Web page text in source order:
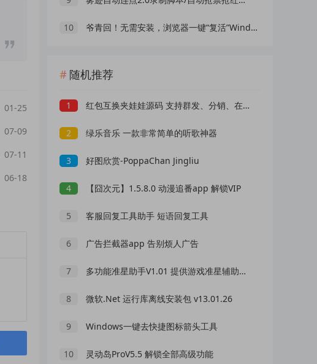
01-25
07-09
07-11
06-18
10 爷青回！无需安装，浏览器一键“复活”Windows
随机推荐
1 红包互换夹娃娃源码 支持群发、分销、在线支付
2 绿乐音乐 一款非常简单的听歌神器
3 好图欣赏-PoppaChan Jingliu
4 【囧次元】1.5.8.0 动漫追番app 解锁VIP
5 客服回复工具助手 短语回复工具
6 广告拦截器app 告别烦人广告
7 多功能准星助手V1.01 提供游戏准星辅助功能
8 微软.Net 运行库离线安装包 v13.01.26
9 Windows一键去快捷图标箭头工具
10 灵动岛ProV5.5 解锁全部高级功能